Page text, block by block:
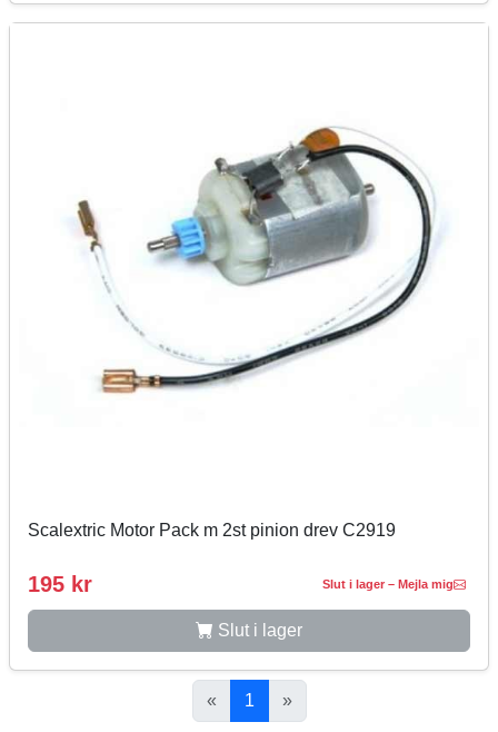
Scalextric Motor Pack m 2st pinion drev C2919
195 kr Slut i lager – Mejla mig
Slut i lager
« 1 »